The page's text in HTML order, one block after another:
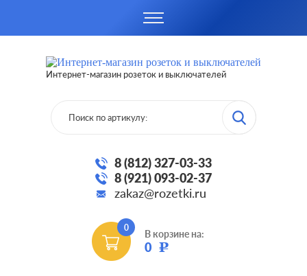
Интернет-магазин розеток и выключателей
8 (812) 327-03-33
8 (921) 093-02-37
zakaz@rozetki.ru
0
В корзине на:
0 Р